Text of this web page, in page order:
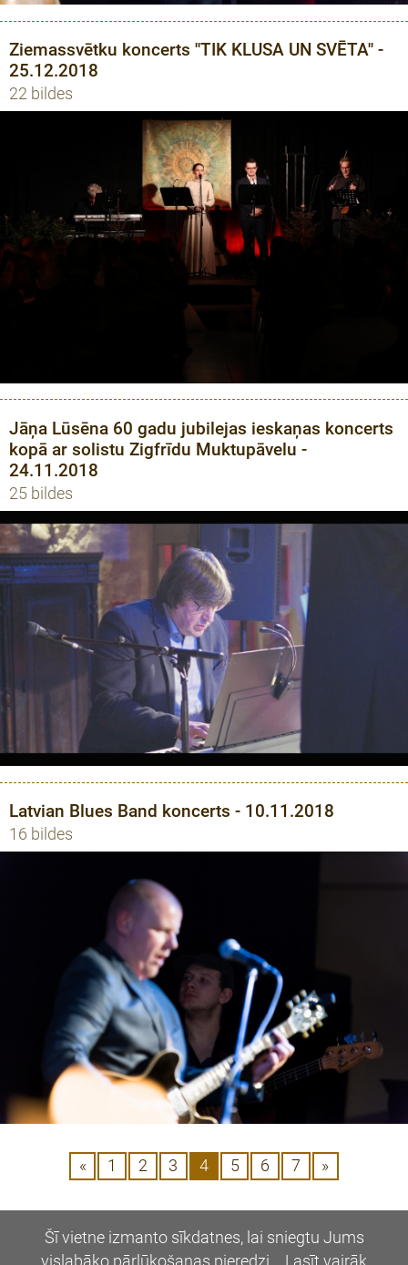
Ziemassvētku koncerts ''TIK KLUSA UN SVĒTA'' -
25.12.2018
22 bildes
Jāņa Lūsēna 60 gadu jubilejas ieskaņas koncerts
kopā ar solistu Zigfrīdu Muktupāvelu -
24.11.2018
25 bildes
Latvian Blues Band koncerts - 10.11.2018
16 bildes
« 1 2 3 4 5 6 7 »
Šī vietne izmanto sīkdatnes, lai sniegtu Jums